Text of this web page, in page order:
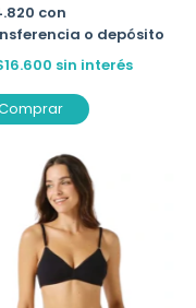
con
o depósito
sin interés